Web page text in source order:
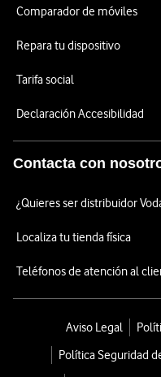
Comparador de móviles
Repara tu dispositivo
Tarifa social
Declaración Accesibilidad
Contacta con
¿Quieres ser distribuidor
Localiza tu tienda física
Teléfonos de atención al
Aviso Legal
Política Seguridad